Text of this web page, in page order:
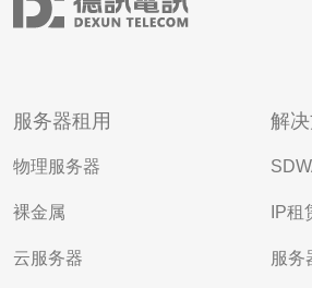
服务器租用
物理服务器
裸金属
云服务器
解
IP租
服务